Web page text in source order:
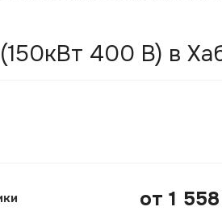
400 В) в
от 1